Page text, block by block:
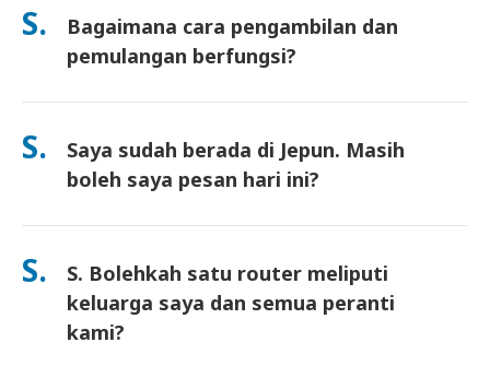
buatan. Anda boleh guna seberapa banyak data yang anda
mahu, sepanjang hari. (Seperti mana-mana rangkaian mudah
alih, kesesakan pembawa sementara boleh menjejaskan
S.
Bagaimana cara pengambilan dan
pemulangan berfungsi?
Ambil di lapangan terbang utama, atau pilih penghantaran ke
surat pemulangan prabayar disertakan—hanya masukkan ke
dalam mana-mana peti pos di Jepun. Tiada kertas kerja, tiada
barisan di kaunter.
S.
Saya sudah berada di Jepun. Masih
boleh saya pesan hari ini?
Ya. Pengambilan di lapangan terbang pada hari yang sama
pada hari berikutnya. Jika anda tidak pasti, hubungi kami dan
kami akan sahkan pilihan terpantas untuk kawasan anda.
S.
S. Bolehkah satu router meliputi
keluarga saya dan semua peranti
kami?